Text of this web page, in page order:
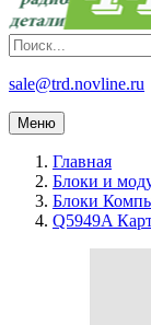
sale@trd.novline.ru
Меню
Главная
Блоки и
Блоки
Q5949A